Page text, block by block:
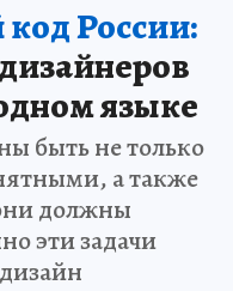
России:
языке
быть не только
а также
должны
эти задачи